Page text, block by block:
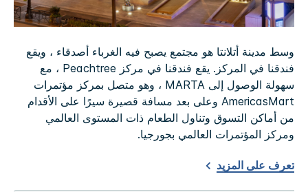
وسط مدينة أتلانتا هو مجتمع يصبح فيه الغرباء أصدقاء ، ويقع
فندقنا في المركز. يقع فندقنا في مركز Peachtree ، مع
سهولة الوصول إلى MARTA ، وهو متصل بمركز مؤتمرات
AmericasMart وعلى بعد مسافة قصيرة سيرًا على الأقدام
من أماكن التسوق وتناول الطعام ذات المستوى العالمي
ومركز المؤتمرات العالمي بجورجيا.
تعرف على المزيد